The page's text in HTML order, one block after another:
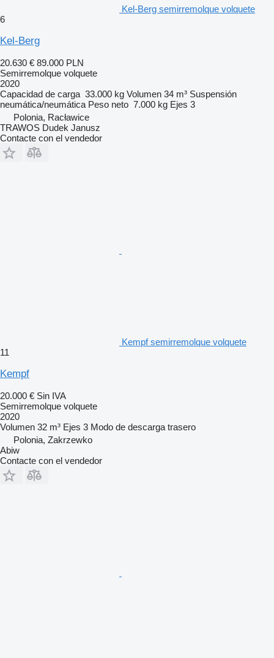
Kel-Berg semirremolque volquete
6
Kel-Berg
20.630 € 89.000 PLN
Semirremolque volquete
2020
Capacidad de carga 33.000 kg Volumen 34 m³ Suspensión
neumática/neumática Peso neto 7.000 kg Ejes 3
Polonia, Racławice
TRAWOS Dudek Janusz
Contacte con el vendedor
Kempf semirremolque volquete
11
Kempf
20.000 € Sin IVA
Semirremolque volquete
2020
Volumen 32 m³ Ejes 3 Modo de descarga trasero
Polonia, Zakrzewko
Abiw
Contacte con el vendedor